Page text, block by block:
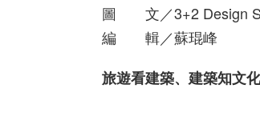
圖 文／3+2 Design
編 輯／蘇琨峰
旅遊看建築、建築知文